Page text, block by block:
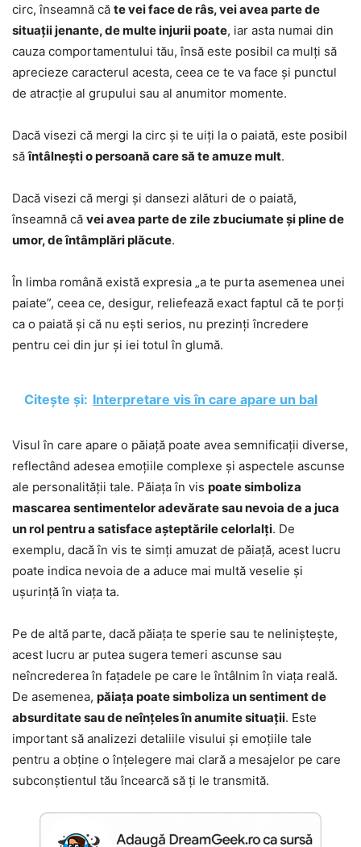
circ, înseamnă că te vei face de râs, vei avea parte de
situații jenante, de multe injurii poate, iar asta numai din
cauza comportamentului tău, însă este posibil ca mulți să
aprecieze caracterul acesta, ceea ce te va face și punctul
de atracție al grupului sau al anumitor momente.
Dacă visezi că mergi la circ și te uiți la o paiată, este posibil
săîntâlnești o persoană care să te amuze mult.
Dacă visezi că mergi și dansezi alături de o paiată,
înseamnă că vei avea parte de zile zbuciumate și pline de
umor, de întâmplări plăcute.
În limba română există expresia „a te purta asemenea unei
paiate”, ceea ce, desigur, reliefează exact faptul că te porți
ca o paiată și că nu ești serios, nu prezinți încredere
pentru cei din jur și iei totul în glumă.
Citește și: Interpretare vis în care apare un bal
Visul în care apare o păiață poate avea semnificații diverse,
reflectând adesea emoțiile complexe și aspectele ascunse
ale personalității tale. Păiața în vis poate simboliza
mascarea sentimentelor adevărate sau nevoia de a juca
un rol pentru a satisface așteptările celorlalți. De
exemplu, dacă în vis te simți amuzat de păiață, acest lucru
poate indica nevoia de a aduce mai multă veselie și
ușurință în viața ta.
Pe de altă parte, dacă păiața te sperie sau te neliniștește,
acest lucru ar putea sugera temeri ascunse sau
neîncrederea în fațadele pe care le întâlnim în viața reală.
De asemenea, păiața poate simboliza un sentiment de
absurditate sau de neînțeles în anumite situații. Este
important să analizezi detaliile visului și emoțiile tale
pentru a obține o înțelegere mai clară a mesajelor pe care
subconștientul tău încearcă să ți le transmită.